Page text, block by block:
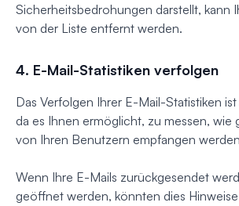
Sicherheitsbedrohungen darstellt, kann
von der Liste entfernt werden.
4. E-Mail-Statistiken verfolgen
Das Verfolgen Ihrer E-Mail-Statistiken
da es Ihnen ermöglicht, zu messen, wie
von Ihren Benutzern empfangen
Wenn Ihre E-Mails zurückgesendet
geöffnet werden, könnten dies